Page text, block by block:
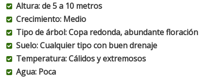
Altura: de 5 a 10 metros
Crecimiento: Medio
Tipo de árbol: Copa redonda, abundante floración
Suelo: Cualquier tipo con buen drenaje
Temperatura: Cálidos y extremosos
Agua: Poca